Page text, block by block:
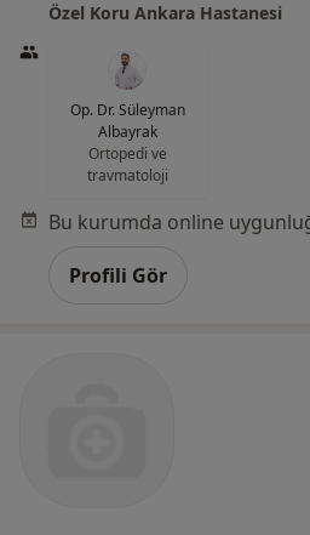
Özel Koru Ankara Hastanesi
Op. Dr. Süleyman
Albayrak
Ortopedi ve
travmatoloji
Profili Gör